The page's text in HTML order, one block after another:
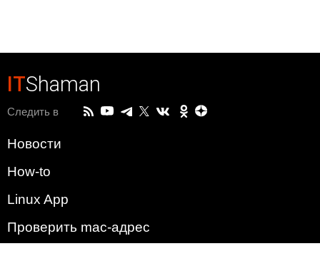
ITShaman
Следить в
Новости
How-to
Linux App
Проверить mac-адрес